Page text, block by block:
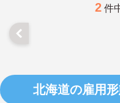
2 件
北海道の雇用